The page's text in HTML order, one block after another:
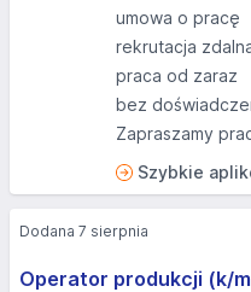
umowa o pracę
rekrutacja
praca od zaraz
bez
Zapraszamy
Szybkie
Operator produkcji (k/
Dodana 7 sierpnia